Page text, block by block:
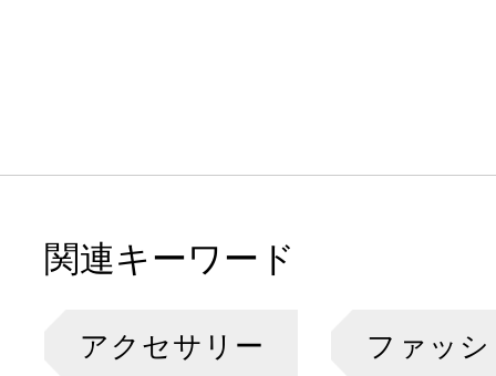
関連キーワード
アクセサリー ファッ